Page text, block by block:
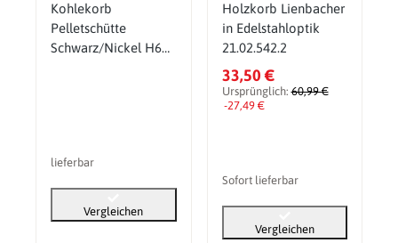
Kohlekorb
Pelletschütte
Schwarz/Nickel H60
lieferbar
Vergleichen
Holzkorb Lienbacher
in Edelstahloptik
21.02.542.2
33,50 €
Ursprünglich:60,99 €
-27,49 €
Sofort lieferbar
Vergleichen